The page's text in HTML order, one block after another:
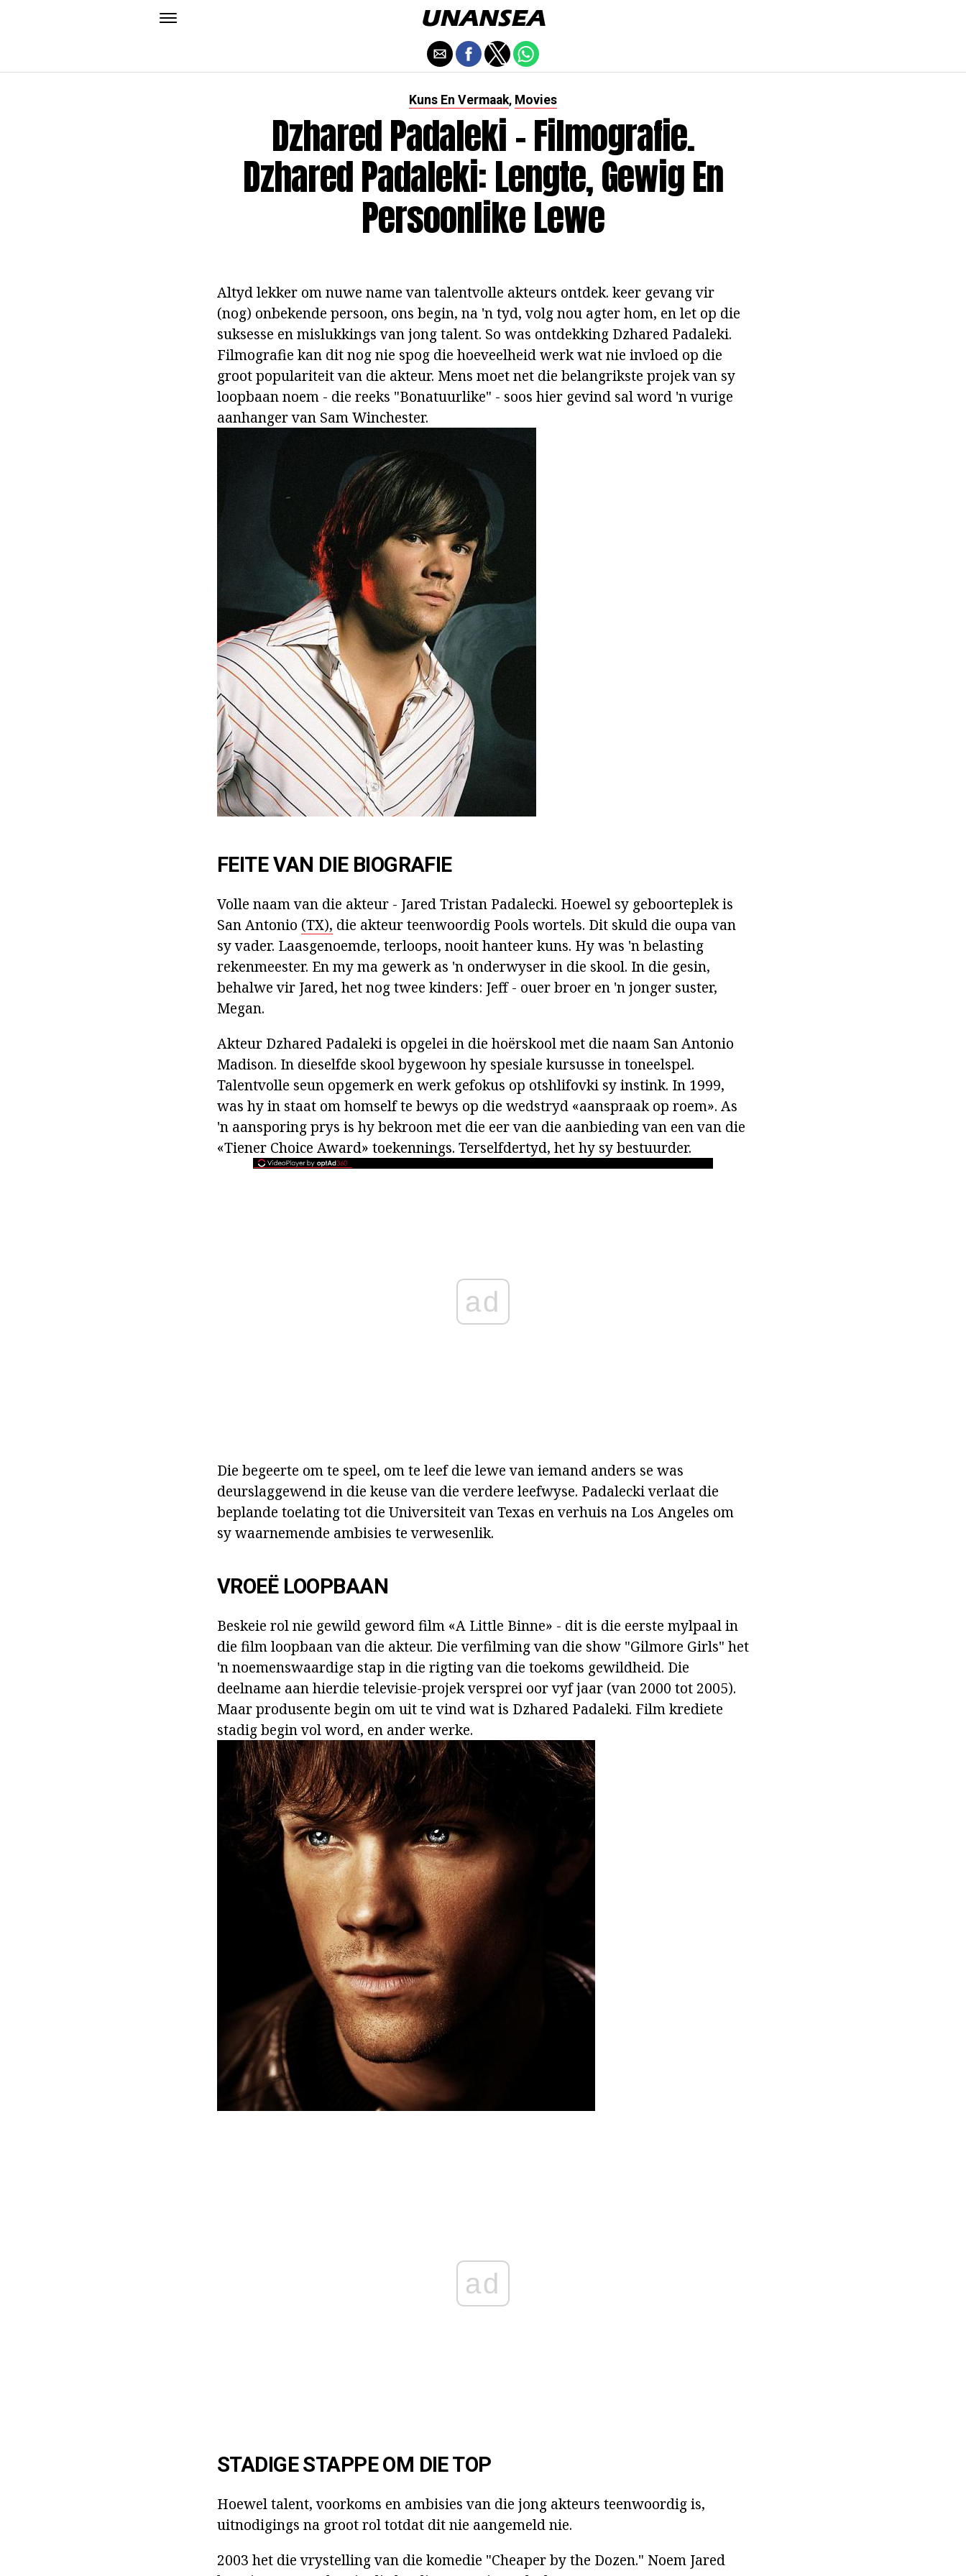
Kuns En Vermaak, Movies
Dzhared Padaleki - Filmografie.
Dzhared Padaleki: Lengte, Gewig En
Persoonlike Lewe
Altyd lekker om nuwe name van talentvolle akteurs ontdek. keer gevang vir
(nog) onbekende persoon, ons begin, na 'n tyd, volg nou agter hom, en let op die
suksesse en mislukkings van jong talent. So was ontdekking Dzhared Padaleki.
Filmografie kan dit nog nie spog die hoeveelheid werk wat nie invloed op die
groot populariteit van die akteur. Mens moet net die belangrikste projek van sy
loopbaan noem - die reeks "Bonatuurlike" - soos hier gevind sal word 'n vurige
aanhanger van Sam Winchester.
FEITE VAN DIE BIOGRAFIE
Volle naam van die akteur - Jared Tristan Padalecki. Hoewel sy geboorteplek is
San Antonio (TX), die akteur teenwoordig Pools wortels. Dit skuld die oupa van
sy vader. Laasgenoemde, terloops, nooit hanteer kuns. Hy was 'n belasting
rekenmeester. En my ma gewerk as 'n onderwyser in die skool. In die gesin,
behalwe vir Jared, het nog twee kinders: Jeff - ouer broer en 'n jonger suster,
Megan.
Akteur Dzhared Padaleki is opgelei in die hoërskool met die naam San Antonio
Madison. In dieselfde skool bygewoon hy spesiale kursusse in toneelspel.
Talentvolle seun opgemerk en werk gefokus op otshlifovki sy instink. In 1999,
was hy in staat om homself te bewys op die wedstryd «aanspraak op roem». As
'n aansporing prys is hy bekroon met die eer van die aanbieding van een van die
«Tiener Choice Award» toekennings. Terselfdertyd, het hy sy bestuurder.
ad
Die begeerte om te speel, om te leef die lewe van iemand anders se was
deurslaggewend in die keuse van die verdere leefwyse. Padalecki verlaat die
beplande toelating tot die Universiteit van Texas en verhuis na Los Angeles om
sy waarnemende ambisies te verwesenlik.
VROEË LOOPBAAN
Beskeie rol nie gewild geword film «A Little Binne» - dit is die eerste mylpaal in
die film loopbaan van die akteur. Die verfilming van die show "Gilmore Girls" het
'n noemenswaardige stap in die rigting van die toekoms gewildheid. Die
deelname aan hierdie televisie-projek versprei oor vyf jaar (van 2000 tot 2005).
Maar produsente begin om uit te vind wat is Dzhared Padaleki. Film krediete
stadig begin vol word, en ander werke.
ad
STADIGE STAPPE OM DIE TOP
Hoewel talent, voorkoms en ambisies van die jong akteurs teenwoordig is,
uitnodigings na groot rol totdat dit nie aangemeld nie.
2003 het die vrystelling van die komedie "Cheaper by the Dozen." Noem Jared